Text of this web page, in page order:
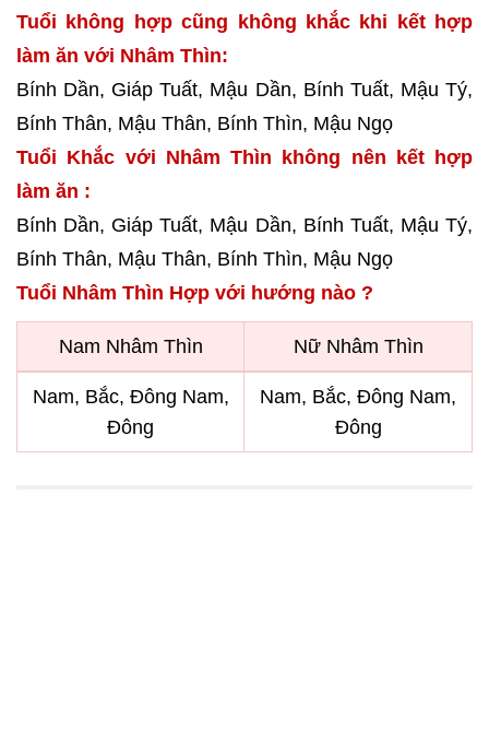
Tuổi không hợp cũng không khắc khi kết hợp
làm ăn với Nhâm Thìn:
Bính Dần, Giáp Tuất, Mậu Dần, Bính Tuất, Mậu Tý,
Bính Thân, Mậu Thân, Bính Thìn, Mậu Ngọ
Tuổi Khắc với Nhâm Thìn không nên kết hợp
làm ăn :
Bính Dần, Giáp Tuất, Mậu Dần, Bính Tuất, Mậu Tý,
Bính Thân, Mậu Thân, Bính Thìn, Mậu Ngọ
Tuổi Nhâm Thìn Hợp với hướng nào ?
Nam Nhâm Thìn Nữ Nhâm Thìn
Nam, Bắc, Đông Nam,
Đông
Nam, Bắc, Đông Nam,
Đông